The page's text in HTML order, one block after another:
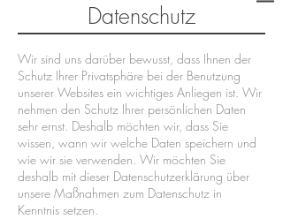
Datenschutz
Wir sind uns darüber bewusst, dass Ihnen der
Schutz Ihrer Privatsphäre bei der Benutzung
unserer Websites ein wichtiges Anliegen ist. Wir
nehmen den Schutz Ihrer persönlichen Daten
sehr ernst. Deshalb möchten wir, dass Sie
wissen, wann wir welche Daten speichern und
wie wir sie verwenden. Wir möchten Sie
deshalb mit dieser Datenschutzerklärung über
unsere Maßnahmen zum Datenschutz in
Kenntnis setzen.